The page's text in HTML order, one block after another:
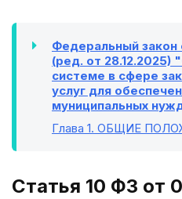
Федеральный
(ред. от 28.12.2025)
системе в сфере
услуг для
муниципальных
Глава 1. ОБЩИЕ
Статья 10 ФЗ от